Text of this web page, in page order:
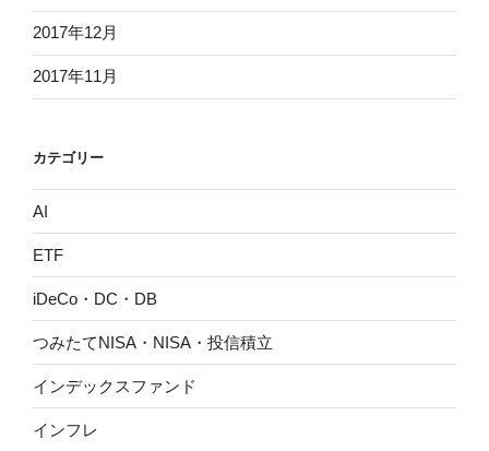
2017年12月
2017年11月
カテゴリー
AI
ETF
iDeCo・DC・DB
つみたてNISA・NISA・投信積立
インデックスファンド
インフレ